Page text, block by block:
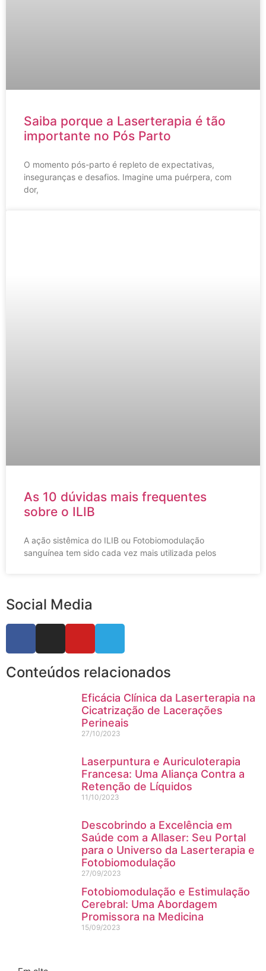
Saiba porque a Laserterapia é tão
importante no Pós Parto
O momento pós-parto é repleto de expectativas,
inseguranças e desafios. Imagine uma puérpera, com
dor,
As 10 dúvidas mais frequentes
sobre o ILIB
A ação sistêmica do ILIB ou Fotobiomodulação
sanguínea tem sido cada vez mais utilizada pelos
Social Media
Conteúdos relacionados
Eficácia Clínica da Laserterapia na
Cicatrização de Lacerações
Perineais
27/10/2023
Laserpuntura e Auriculoterapia
Francesa: Uma Aliança Contra a
Retenção de Líquidos
11/10/2023
Descobrindo a Excelência em
Saúde com a Allaser: Seu Portal
para o Universo da Laserterapia e
Fotobiomodulação
27/09/2023
Fotobiomodulação e Estimulação
Cerebral: Uma Abordagem
Promissora na Medicina
15/09/2023